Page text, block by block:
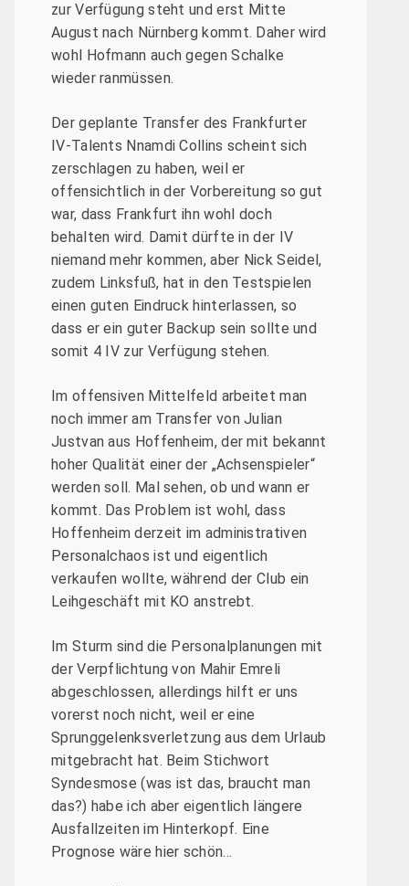
zur Verfügung steht und erst Mitte
August nach Nürnberg kommt. Daher wird
wohl Hofmann auch gegen Schalke
wieder ranmüssen.
Der geplante Transfer des Frankfurter
IV-Talents Nnamdi Collins scheint sich
zerschlagen zu haben, weil er
offensichtlich in der Vorbereitung so gut
war, dass Frankfurt ihn wohl doch
behalten wird. Damit dürfte in der IV
niemand mehr kommen, aber Nick Seidel,
zudem Linksfuß, hat in den Testspielen
einen guten Eindruck hinterlassen, so
dass er ein guter Backup sein sollte und
somit 4 IV zur Verfügung stehen.
Im offensiven Mittelfeld arbeitet man
noch immer am Transfer von Julian
Justvan aus Hoffenheim, der mit bekannt
hoher Qualität einer der „Achsenspieler“
werden soll. Mal sehen, ob und wann er
kommt. Das Problem ist wohl, dass
Hoffenheim derzeit im administrativen
Personalchaos ist und eigentlich
verkaufen wollte, während der Club ein
Leihgeschäft mit KO anstrebt.
Im Sturm sind die Personalplanungen mit
der Verpflichtung von Mahir Emreli
abgeschlossen, allerdings hilft er uns
vorerst noch nicht, weil er eine
Sprunggelenksverletzung aus dem Urlaub
mitgebracht hat. Beim Stichwort
Syndesmose (was ist das, braucht man
das?) habe ich aber eigentlich längere
Ausfallzeiten im Hinterkopf. Eine
Prognose wäre hier schön…